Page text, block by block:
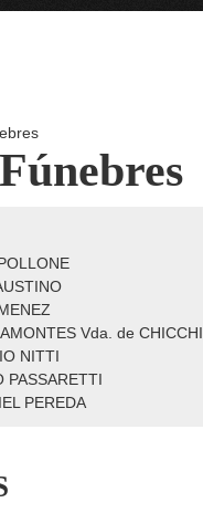
Vda. de CHICCHI
NITTI
PASSARETTI
PEREDA